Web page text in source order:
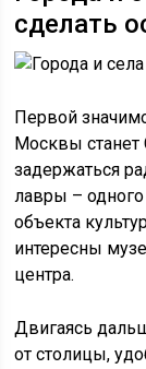
сделать
Первой
Москвы станет
задержаться
лавры –
объекта
интересны
центра.
Двигаясь
от столицы,